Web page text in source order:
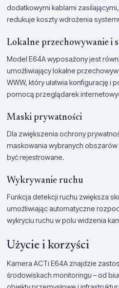
dodatkowymi kablami zasilającymi,
redukuje koszty wdrożenia
Lokalne przechowywanie i
Model E64A wyposażony jest
umożliwiający lokalne
WWW, który ułatwia konfigurację i
pomocą przeglądarek
Maski prywatności
Dla zwiększenia ochrony
maskowania wybranych
być rejestrowane.
Wykrywanie ruchu
Funkcja detekcji ruchu zwiększa
umożliwiając automatyczne
wykryciu ruchu w polu widzenia
Użycie i korzyści
Kamera ACTi E64A znajdzie
środowiskach monitoringu – od